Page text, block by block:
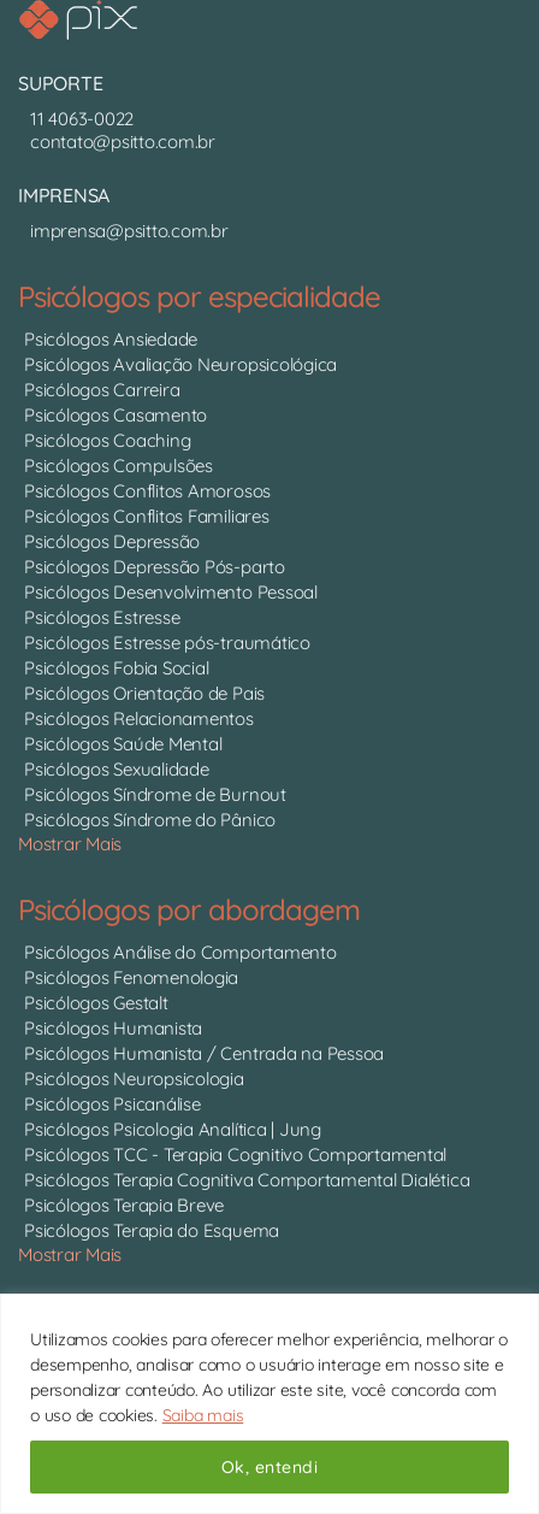
Utilizamos cookies para oferecer melhor experiência, melhorar o
desempenho, analisar como o usuário interage em nosso site e
personalizar conteúdo. Ao utilizar este site, você concorda com
o uso de cookies. Saiba mais
Ok, entendi
SUPORTE
11 4063-0022
contato@psitto.com.br
IMPRENSA
imprensa@psitto.com.br
Psicólogos por especialidade
Psicólogos Ansiedade
Psicólogos Avaliação Neuropsicológica
Psicólogos Carreira
Psicólogos Casamento
Psicólogos Coaching
Psicólogos Compulsões
Psicólogos Conflitos Amorosos
Psicólogos Conflitos Familiares
Psicólogos Depressão
Psicólogos Depressão Pós-parto
Psicólogos Desenvolvimento Pessoal
Psicólogos Estresse
Psicólogos Estresse pós-traumático
Psicólogos Fobia Social
Psicólogos Orientação de Pais
Psicólogos Relacionamentos
Psicólogos Saúde Mental
Psicólogos Sexualidade
Psicólogos Síndrome de Burnout
Psicólogos Síndrome do Pânico
Mostrar Mais
Psicólogos por abordagem
Psicólogos Análise do Comportamento
Psicólogos Fenomenologia
Psicólogos Gestalt
Psicólogos Humanista
Psicólogos Humanista / Centrada na Pessoa
Psicólogos Neuropsicologia
Psicólogos Psicanálise
Psicólogos Psicologia Analítica | Jung
Psicólogos TCC - Terapia Cognitivo Comportamental
Psicólogos Terapia Cognitiva Comportamental Dialética
Psicólogos Terapia Breve
Psicólogos Terapia do Esquema
Mostrar Mais
Somos 750 psicólogos com CRP ativo, atendendo online em
todo o Brasil. Conheça cada um deles
Administrativo